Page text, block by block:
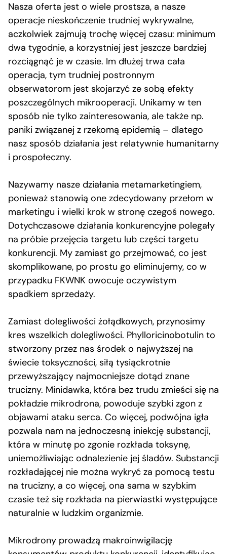
Nasza oferta jest o wiele prostsza, a nasze
operacje nieskończenie trudniej wykrywalne,
aczkolwiek zajmują trochę więcej czasu: minimum
dwa tygodnie, a korzystniej jest jeszcze bardziej
rozciągnąć je w czasie. Im dłużej trwa cała
operacja, tym trudniej postronnym
obserwatorom jest skojarzyć ze sobą efekty
poszczególnych mikrooperacji. Unikamy w ten
sposób nie tylko zainteresowania, ale także np.
paniki związanej z rzekomą epidemią – dlatego
nasz sposób działania jest relatywnie humanitarny
i prospołeczny.
Nazywamy nasze działania metamarketingiem,
ponieważ stanowią one zdecydowany przełom w
marketingu i wielki krok w stronę czegoś nowego.
Dotychczasowe działania konkurencyjne polegały
na próbie przejęcia targetu lub części targetu
konkurencji. My zamiast go przejmować, co jest
skomplikowane, po prostu go eliminujemy, co w
przypadku FKWNK owocuje oczywistym
spadkiem sprzedaży.
Zamiast dolegliwości żołądkowych, przynosimy
kres wszelkich dolegliwości. Phylloricinobotulin to
stworzony przez nas środek o najwyższej na
świecie toksyczności, siłą tysiąckrotnie
przewyższający najmocniejsze dotąd znane
trucizny. Minidawka, która bez trudu zmieści się na
pokładzie mikrodrona, powoduje szybki zgon z
objawami ataku serca. Co więcej, podwójna igła
pozwala nam na jednoczesną iniekcję substancji,
która w minutę po zgonie rozkłada toksynę,
uniemożliwiając odnalezienie jej śladów. Substancji
rozkładającej nie można wykryć za pomocą testu
na trucizny, a co więcej, ona sama w szybkim
czasie też się rozkłada na pierwiastki występujące
naturalnie w ludzkim organizmie.
Mikrodrony prowadzą makroinwigilację